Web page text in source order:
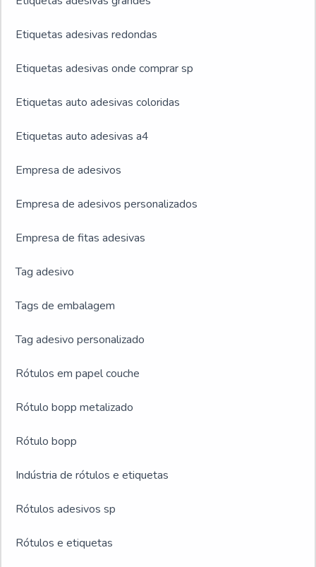
Etiquetas adesivas redondas
Etiquetas adesivas onde comprar sp
Etiquetas auto adesivas coloridas
Etiquetas auto adesivas a4
Empresa de adesivos
Empresa de adesivos personalizados
Empresa de fitas adesivas
Tag adesivo
Tags de embalagem
Tag adesivo personalizado
Rótulos em papel couche
Rótulo bopp metalizado
Rótulo bopp
Indústria de rótulos e etiquetas
Rótulos adesivos sp
Rótulos e etiquetas